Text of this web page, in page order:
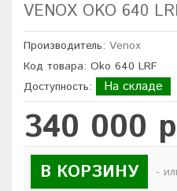
VENOX OKO 640
Производитель: Venox
Код товара: Oko 640 LRF
Доступность:
На складе
340 000
В КОРЗИНУ -